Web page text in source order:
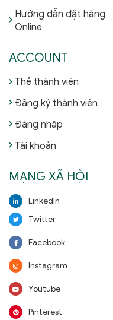
Hướng dẫn đặt hàng
Online
ACCOUNT
Thẻ thành viên
Đăng ký thành viên
Đăng nhập
Tài khoản
MẠNG XÃ HỘI
LinkedIn
Twitter
Facebook
Instagram
Youtube
Pinterest